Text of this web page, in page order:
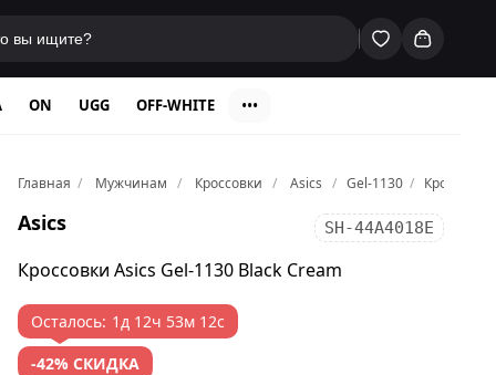
ON UGG OFF-WHITE •••
Главная Мужчинам Кроссовки Asics Gel-1130
Asics SH-44A4018E
Кроссовки Asics Gel-1130 Black Cream
Осталось: 1д 12ч 53м 12с
-42% СКИДКА